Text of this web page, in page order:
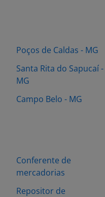
Poços de Caldas - MG
Santa Rita do Sapucaí -
MG
Campo Belo - MG
Conferente de
mercadorias
Repositor de